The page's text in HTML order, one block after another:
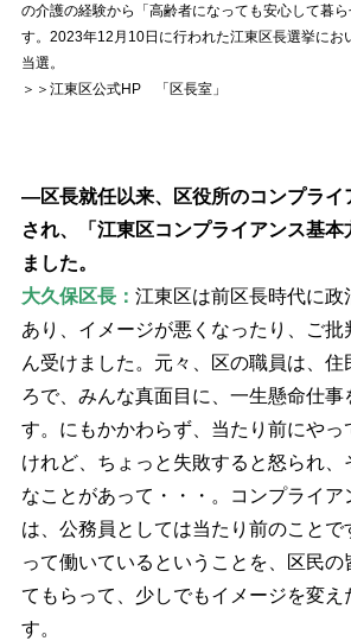
の介護の経験から「高齢者になっても安心して暮
す。2023年12月10日に行われた江東区長選挙にお
当選。
＞＞江東区公式HP 「区長室」
―区長就任以来、区役所のコンプライ
され、「江東区コンプライアンス基
ました。
大久保区長： 江東区は前区長時代に政
あり、イメージが悪くなったり、ご批
ん受けました。元々、区の職員は、住
ろで、みんな真面目に、一生懸命仕事
す。にもかかわらず、当たり前にやっ
けれど、ちょっと失敗すると怒られ、
なことがあって・・・。コンプライア
は、公務員としては当たり前のことで
って働いているということを、区民の
てもらって、少しでもイメージを変え
す。